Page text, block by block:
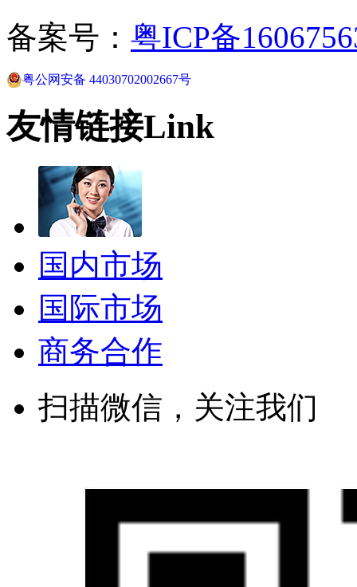
备案号： 粤ICP备
粤公网安备 44030702002667号
友情链接Link
国内市场
国际市场
商务合作
扫描微信，关注我们